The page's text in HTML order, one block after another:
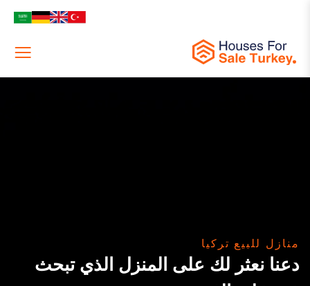
Menu
منازل للبيع تركيا
دعنا نعثر لك على المنزل الذي تبحث